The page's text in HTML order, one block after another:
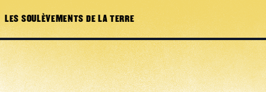
LES SOULÈVEMENTS DE LA TERRE